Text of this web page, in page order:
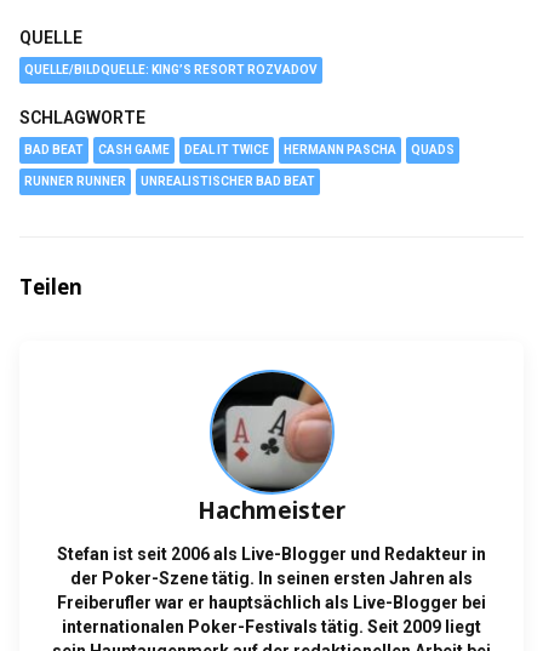
QUELLE
QUELLE/BILDQUELLE: KING’S RESORT ROZVADOV
SCHLAGWORTE
BAD BEAT CASH GAME DEAL IT TWICE HERMANN PASCHA QUADS
RUNNER RUNNER UNREALISTISCHER BAD BEAT
Teilen
Hachmeister
Stefan ist seit 2006 als Live-Blogger und Redakteur in
der Poker-Szene tätig. In seinen ersten Jahren als
Freiberufler war er hauptsächlich als Live-Blogger bei
internationalen Poker-Festivals tätig. Seit 2009 liegt